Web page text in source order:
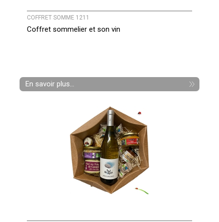
COFFRET SOMME 1211
Coffret sommelier et son vin
En savoir plus...